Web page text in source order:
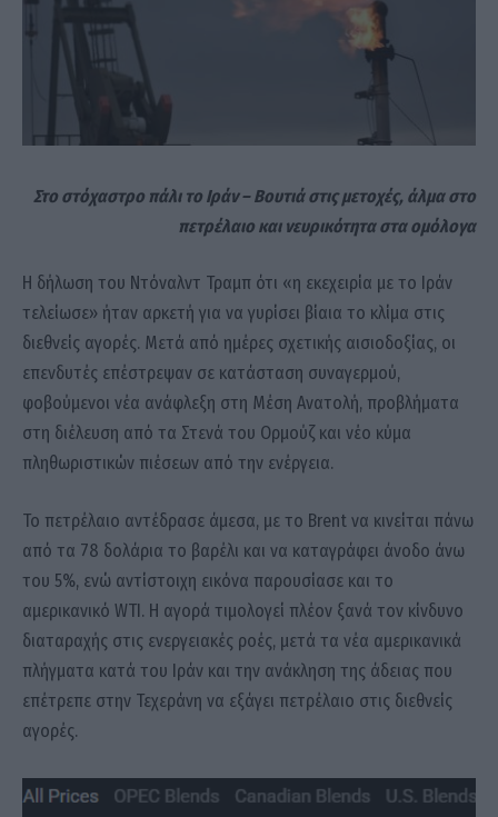
Στο στόχαστρο πάλι το Ιράν – Βουτιά στις μετοχές, άλμα στο
πετρέλαιο και νευρικότητα στα ομόλογα
Η δήλωση του Ντόναλντ Τραμπ ότι «η εκεχειρία με το Ιράν
τελείωσε» ήταν αρκετή για να γυρίσει βίαια το κλίμα στις
διεθνείς αγορές. Μετά από ημέρες σχετικής αισιοδοξίας, οι
επενδυτές επέστρεψαν σε κατάσταση συναγερμού,
φοβούμενοι νέα ανάφλεξη στη Μέση Ανατολή, προβλήματα
στη διέλευση από τα Στενά του Ορμούζ και νέο κύμα
πληθωριστικών πιέσεων από την ενέργεια.
Το πετρέλαιο αντέδρασε άμεσα, με το Brent να κινείται πάνω
από τα 78 δολάρια το βαρέλι και να καταγράφει άνοδο άνω
του 5%, ενώ αντίστοιχη εικόνα παρουσίασε και το
αμερικανικό WTI. Η αγορά τιμολογεί πλέον ξανά τον κίνδυνο
διαταραχής στις ενεργειακές ροές, μετά τα νέα αμερικανικά
πλήγματα κατά του Ιράν και την ανάκληση της άδειας που
επέτρεπε στην Τεχεράνη να εξάγει πετρέλαιο στις διεθνείς
αγορές.